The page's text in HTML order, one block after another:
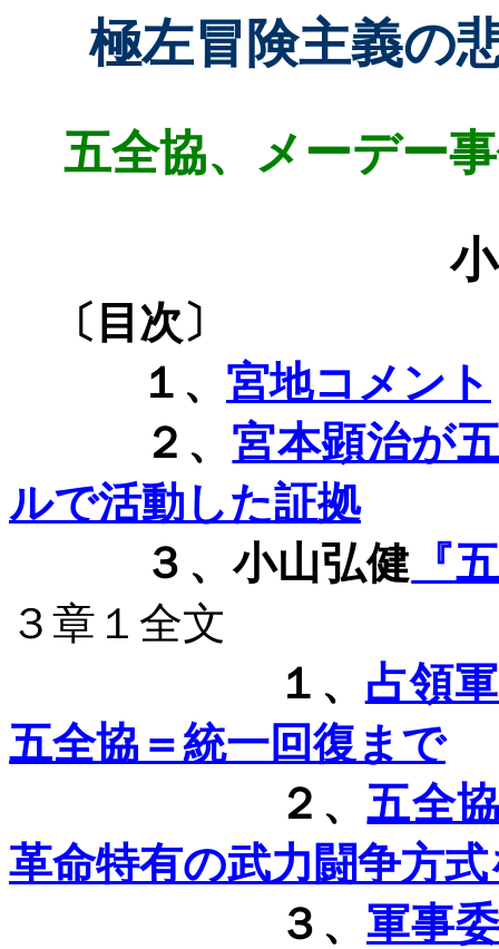
極左冒険主義の
五全協、メーデー
〔目次〕
１、 宮地コメント
２、 宮本顕治が
ルで活動した証拠
３、小山弘健 『
３章１全文
１、 占領
五全協＝統一回復まで
２、五全
革命特有の武力闘争方
３、 軍事